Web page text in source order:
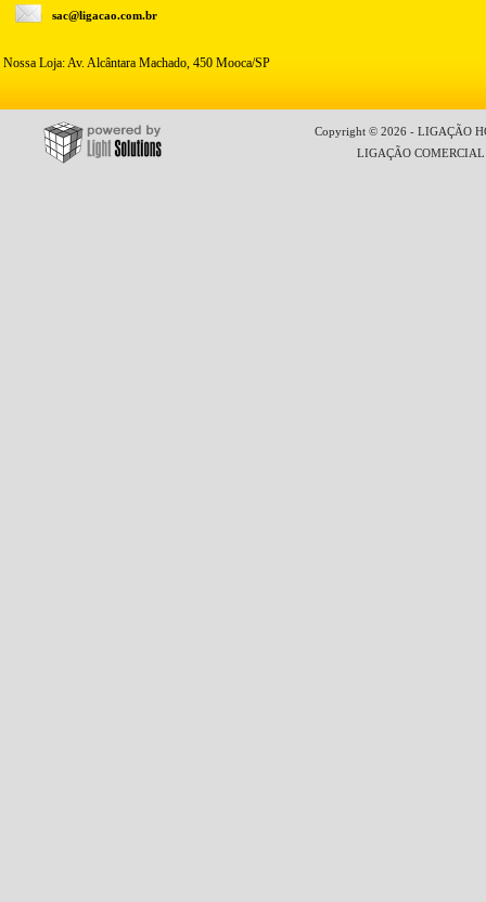
sac@ligacao.com.br
Nossa Loja: Av. Alcântara Machado, 450 Mooca/SP
Copyright © 2026 - LIGAÇÃO
LIGAÇÃO